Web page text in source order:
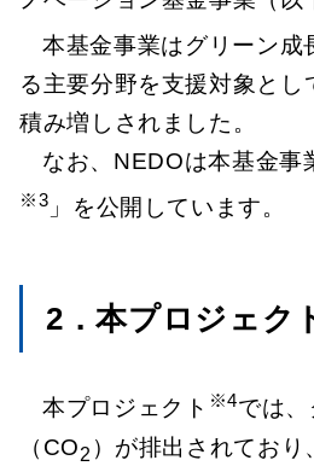
本基金事業はグリーン成
る主要分野を支援対象と
積み増しされました。
なお、NEDOは本基金
※3 」を公開しています。
2．本プロジェク
本プロジェクト ※4では
（CO2 ）が排出されてお